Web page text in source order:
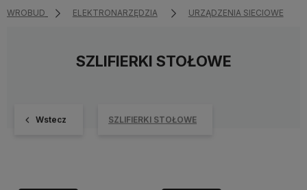
WROBUD ELEKTRONARZĘDZIA URZĄDZENIA SIECIOWE
SZLIFIERKI STOŁOWE
Wstecz SZLIFIERKI STOŁOWE